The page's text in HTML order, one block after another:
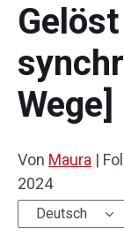
Wege]
Von Maura |
2024
Deutsch